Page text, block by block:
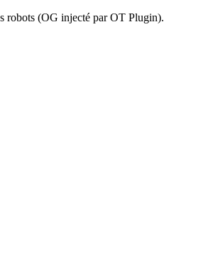
robots (OG injecté par OT Plugin).